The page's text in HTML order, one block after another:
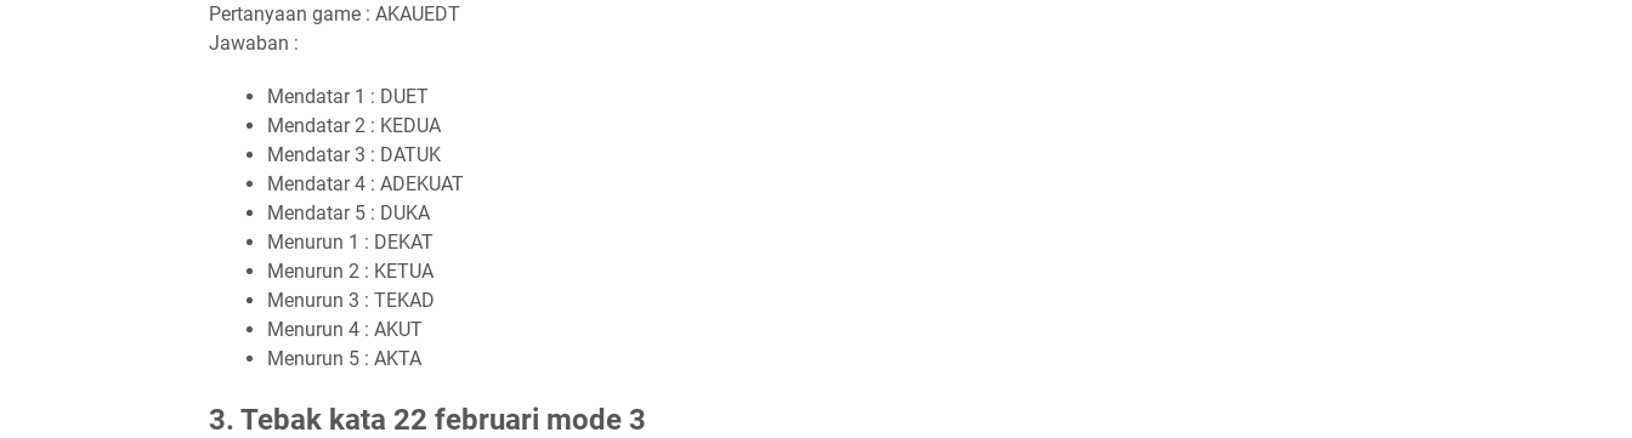
Pertanyaan game : AKAUEDT
Jawaban :
Mendatar 1 : DUET
Mendatar 2 : KEDUA
Mendatar 3 : DATUK
Mendatar 4 : ADEKUAT
Mendatar 5 : DUKA
Menurun 1 : DEKAT
Menurun 2 : KETUA
Menurun 3 : TEKAD
Menurun 4 : AKUT
Menurun 5 : AKTA
3. Tebak kata 22 februari mode 3